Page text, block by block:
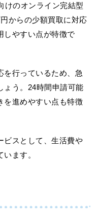
けのオンライン完結型
からの少額買取に対応
しやすい点が特徴で
を行っているため、急
ょう。24時間申請可能
を進めやすい点も特徴
ビスとして、生活費や
ます。